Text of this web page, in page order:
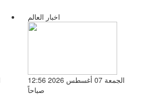
اخبار العالم
الجمعة 07 أغسطس 2026 12:56
صباحاً